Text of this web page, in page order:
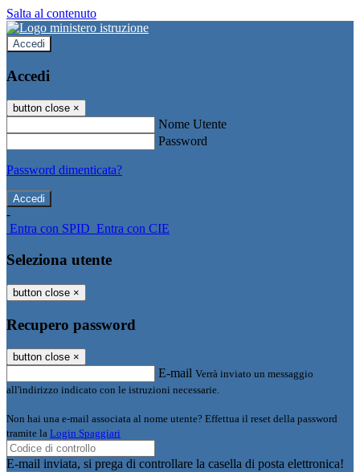
Salta al contenuto
Accedi
Accedi
button close ×
Nome Utente
Password
Password dimenticata?
-
Entra con SPID Entra con CIE
Seleziona utente
button close ×
Recupero password
button close ×
E-mail Verrà inviato un messaggio
all'indirizzo indicato con le istruzioni necessarie.
Non hai una e-mail associata al nome utente? Effettua il reset della password
tramite la Login Spaggiari
E-mail inviata, si prega di controllare la casella di posta elettronica!